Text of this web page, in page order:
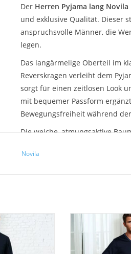
Der Herren Pyjama lang Novila
und exklusive Qualität. Dieser
anspruchsvolle Männer, die
legen.
Das langärmelige Oberteil im
Reverskragen verleiht dem
sorgt für einen zeitlosen Look
mit bequemer Passform
Bewegungsfreiheit während
Die weiche, atmungsaktive
überzeugt dieser
Herren Pyjama lang (1/1)
Modell: Novila Ralph 8046
Novila
von Novila für
und stilvolle
mit Sinn
Herren Pyjama
Klassiker für
hautfreundlicher
Uni Oberteil